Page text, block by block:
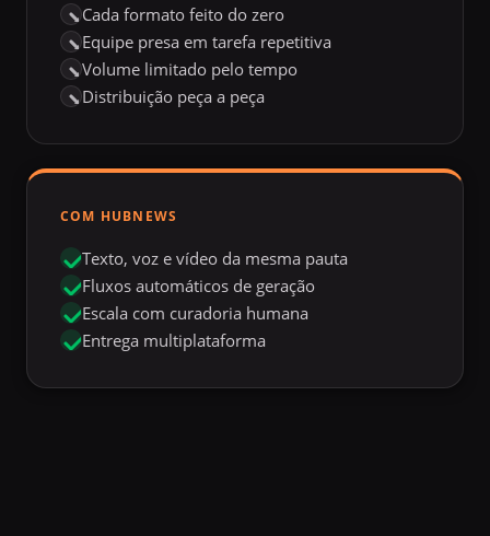
Cada formato feito do zero
Equipe presa em tarefa repetitiva
Volume limitado pelo tempo
Distribuição peça a peça
COM HUBNEWS
Texto, voz e vídeo da mesma pauta
Fluxos automáticos de geração
Escala com curadoria humana
Entrega multiplataforma